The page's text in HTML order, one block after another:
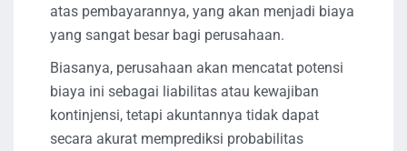
atas pembayarannya, yang akan menjadi biaya
yang sangat besar bagi perusahaan.
Biasanya, perusahaan akan mencatat potensi
biaya ini sebagai liabilitas atau kewajiban
kontinjensi, tetapi akuntannya tidak dapat
secara akurat memprediksi probabilitas